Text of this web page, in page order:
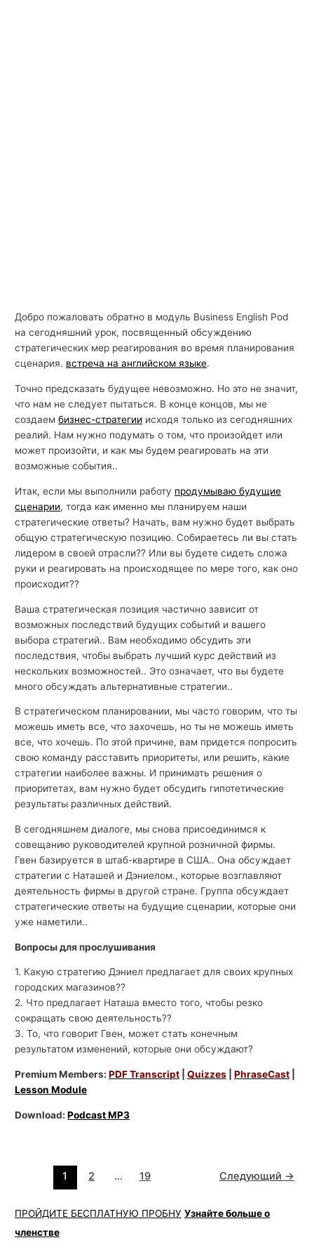
Добро пожаловать обратно в модуль Business English Pod
на сегодняшний урок, посвященный обсуждению
стратегических мер реагирования во время планирования
сценария. встреча на английском языке.
Точно предсказать будущее невозможно. Но это не значит,
что нам не следует пытаться. В конце концов, мы не
создаембизнес-стратегии исходя только из сегодняшних
реалий. Нам нужно подумать о том, что произойдет или
может произойти, и как мы будем реагировать на эти
возможные события..
Итак, если мы выполнили работу продумываю будущие
сценарии, тогда как именно мы планируем наши
стратегические ответы? Начать, вам нужно будет выбрать
общую стратегическую позицию. Собираетесь ли вы стать
лидером в своей отрасли?? Или вы будете сидеть сложа
руки и реагировать на происходящее по мере того, как оно
происходит??
Ваша стратегическая позиция частично зависит от
возможных последствий будущих событий и вашего
выбора стратегий.. Вам необходимо обсудить эти
последствия, чтобы выбрать лучший курс действий из
нескольких возможностей.. Это означает, что вы будете
много обсуждать альтернативные стратегии..
В стратегическом планировании, мы часто говорим, что ты
можешь иметь все, что захочешь, но ты не можешь иметь
все, что хочешь. По этой причине, вам придется попросить
свою команду расставить приоритеты, или решить, какие
стратегии наиболее важны. И принимать решения о
приоритетах, вам нужно будет обсудить гипотетические
результаты различных действий.
В сегодняшнем диалоге, мы снова присоединимся к
совещанию руководителей крупной розничной фирмы.
Гвен базируется в штаб-квартире в США.. Она обсуждает
стратегии с Наташей и Дэниелом., которые возглавляют
деятельность фирмы в другой стране. Группа обсуждает
стратегические ответы на будущие сценарии, которые они
уже наметили..
Вопросы для прослушивания
1. Какую стратегию Дэниел предлагает для своих крупных
городских магазинов??
2. Что предлагает Наташа вместо того, чтобы резко
сокращать свою деятельность??
3. То, что говорит Гвен, может стать конечным
результатом изменений, которые они обсуждают?
Premium Members:PDF Transcript |Quizzes |PhraseCast
Lesson Module
Download:Podcast MP3
1 2 … 19 Следующий →
ПРОЙДИТЕ БЕСПЛАТНУЮ ПРОБНУ Узнайте больше о
членстве